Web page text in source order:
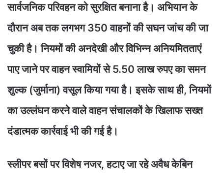
सार्वजनिक परिवहन को सुरक्षित बनाना है। अभियान के
दौरान अब तक लगभग 350 वाहनों की सघन जांच की जा
चुकी है। नियमों की अनदेखी और विभिन्न अनियमितताएं
पाए जाने पर वाहन स्वामियों से 5.50 लाख रुपए का समन
शुल्क (जुर्माना) वसूल किया गया है। इसके साथ ही, नियमों
का उल्लंघन करने वाले वाहन संचालकों के खिलाफ सख्त
दंडात्मक कार्रवाई भी की गई है।
स्लीपर बसों पर विशेष नजर, हटाए जा रहे अवैध केबिन